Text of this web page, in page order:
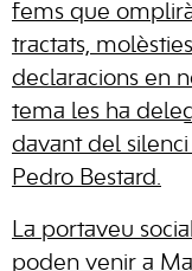
fems que
tractats,
declaracions en
tema les ha
davant del
Pedro Bestard.
La portaveu
poden venir a